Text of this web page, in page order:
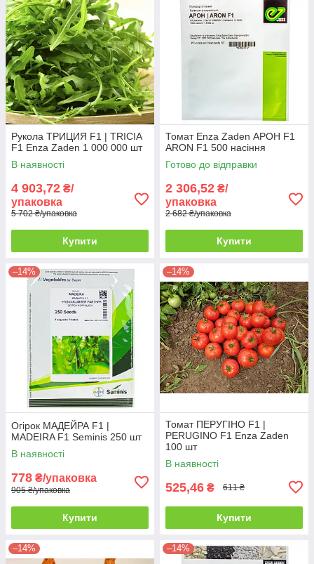
Рукола ТРИЦИЯ F1 | TRICIA
F1 Enza Zaden 1 000 000 шт
В наявності
4 903,72 ₴/
упаковка
5 702 ₴/упаковка
Купити
Томат Enza Zaden АРОН F1
ARON F1 500 насіння
Готово до відправки
2 306,52 ₴/
упаковка
2 682 ₴/упаковка
Купити
–14%
Огірок МАДЕЙРА F1 |
MADEIRA F1 Seminis 250 шт
В наявності
778 ₴/упаковка
905 ₴/упаковка
Купити
–14%
Томат ПЕРУГІНО F1 |
PERUGINO F1 Enza Zaden
100 шт
В наявності
525,46 ₴ 611 ₴
Купити
–14% –14%